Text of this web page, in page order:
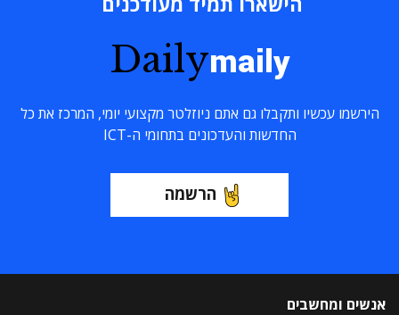
Dailymaily
הירשמו עכשיו ותקבלו גם אתם ניוזלטר מקצועי יומי, המרכז את כל
החדשות והעדכונים בתחומי ה-ICT
הרשמה
אנשים ומחשבים